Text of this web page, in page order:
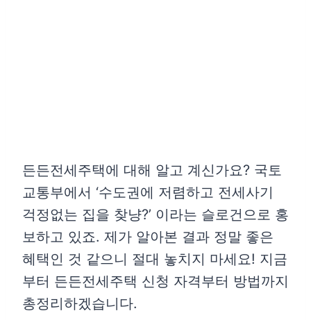
든든전세주택에 대해 알고 계신가요? 국토
교통부에서 ‘수도권에 저렴하고 전세사기
걱정없는 집을 찾냥?’ 이라는 슬로건으로 홍
보하고 있죠. 제가 알아본 결과 정말 좋은
혜택인 것 같으니 절대 놓치지 마세요! 지금
부터 든든전세주택 신청 자격부터 방법까지
총정리하겠습니다.